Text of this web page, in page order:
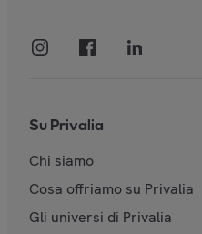
Su Privalia
Chi siamo
Cosa offriamo su Privalia
Gli universi di Privalia